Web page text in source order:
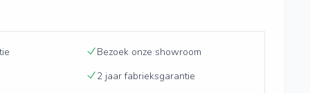
Bezoek onze showroom
2 jaar fabrieksgarantie